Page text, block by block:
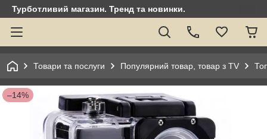
Турботливий магазин. Тренд та новинки.
Товари та послуги Популярний товар, товар з TV
–14%